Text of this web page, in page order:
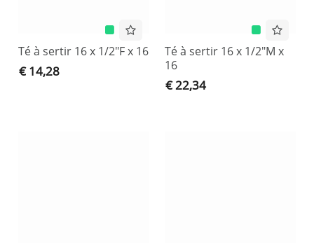
Té à sertir 16 x 1/2"F x 16
€ 14,28
Té à sertir 16 x 1/2"M x
16
€ 22,34